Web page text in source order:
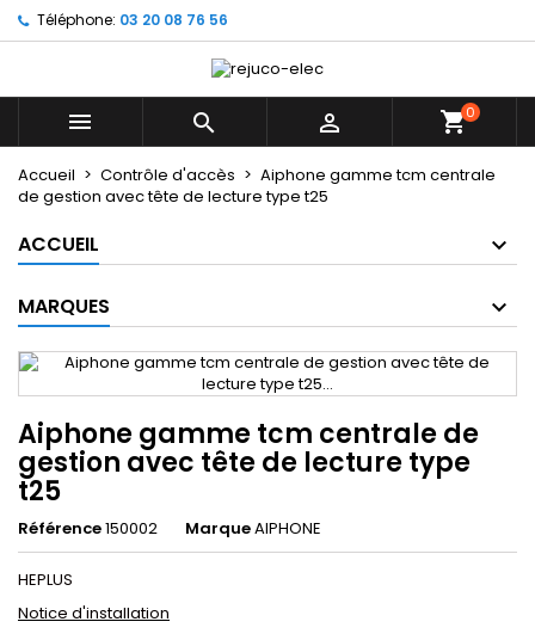
Téléphone: 03 20 08 76 56
   0
Accueil Contrôle d'accès
Aiphone gamme tcm centrale
de gestion avec tête de lecture type t25
ACCUEIL
MARQUES
Aiphone gamme tcm centrale de
gestion avec tête de lecture type
t25
Référence150002 MarqueAIPHONE
HEPLUS
Notice d'installation
Mes listes d'envies ×
add_circle_outlineCréer une nouvelle liste
((title)) ×
((label))
Connexion ×
Vous devez être connecté pour ajouter des produits
à votre liste d'envies.
((cancelText))